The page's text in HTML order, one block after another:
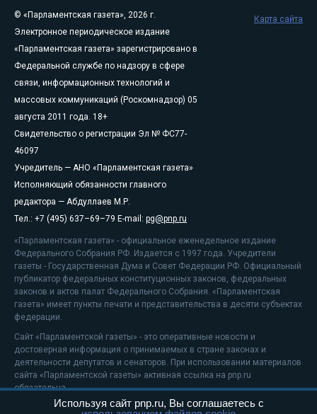
© «Парламентская газета», 2026 г.
Электронное периодическое издание
«Парламентская газета» зарегистрировано в
Федеральной службе по надзору в сфере
связи, информационных технологий и
массовых коммуникаций (Роскомнадзор) 05
августа 2011 года. 18+
Свидетельство о регистрации Эл № ФС77-
46097
Учредитель — АНО «Парламентская газета»
Исполняющий обязанности главного
редактора — Абдуллаев М.Р.
Тел.: +7 (495) 637–69–79 E-mail: pg@pnp.ru
«Парламентская газета» - официальное еженедельное издание
Федерального Собрания РФ. Издается с 1997 года. Учредители
газеты - Государственная Дума и Совет Федерации РФ. Официальный
публикатор федеральных конституционных законов, федеральных
законов и актов палат Федерального Собрания. «Парламентская
газета» имеет пункты печати и представительства в десяти субъектах
федерации.
Сайт «Парламентской газеты» - это оперативные новости и
достоверная информация о принимаемых в стране законах и
деятельности депутатов и сенаторов. При использовании материалов
сайта «Парламентской газеты» активная ссылка на pnp.ru
обязательна.
На информационном ресурсе применяютсярекомендательные
Карта сайта
Используя сайт pnp.ru, Вы соглашаетесь с